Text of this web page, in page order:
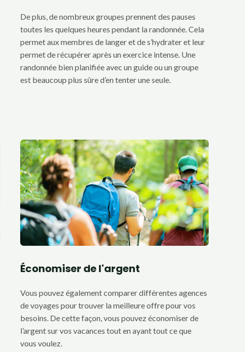
De plus, de nombreux groupes prennent des pauses
toutes les quelques heures pendant la randonnée. Cela
permet aux membres de langer et de s’hydrater et leur
permet de récupérer après un exercice intense. Une
randonnée bien planifiée avec un guide ou un groupe
est beaucoup plus sûre d’en tenter une seule.
Économiser de l'argent
Vous pouvez également comparer différentes agences
de voyages pour trouver la meilleure offre pour vos
besoins. De cette façon, vous pouvez économiser de
l’argent sur vos vacances tout en ayant tout ce que
vous voulez.